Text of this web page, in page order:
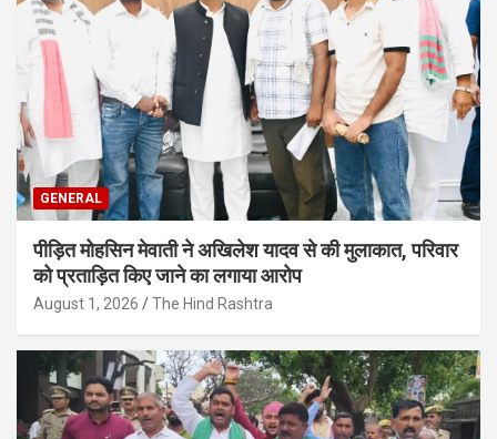
GENERAL
पीड़ित मोहसिन मेवाती ने अखिलेश यादव से की मुलाकात, परिवार
को प्रताड़ित किए जाने का लगाया आरोप
August 1, 2026 The Hind Rashtra